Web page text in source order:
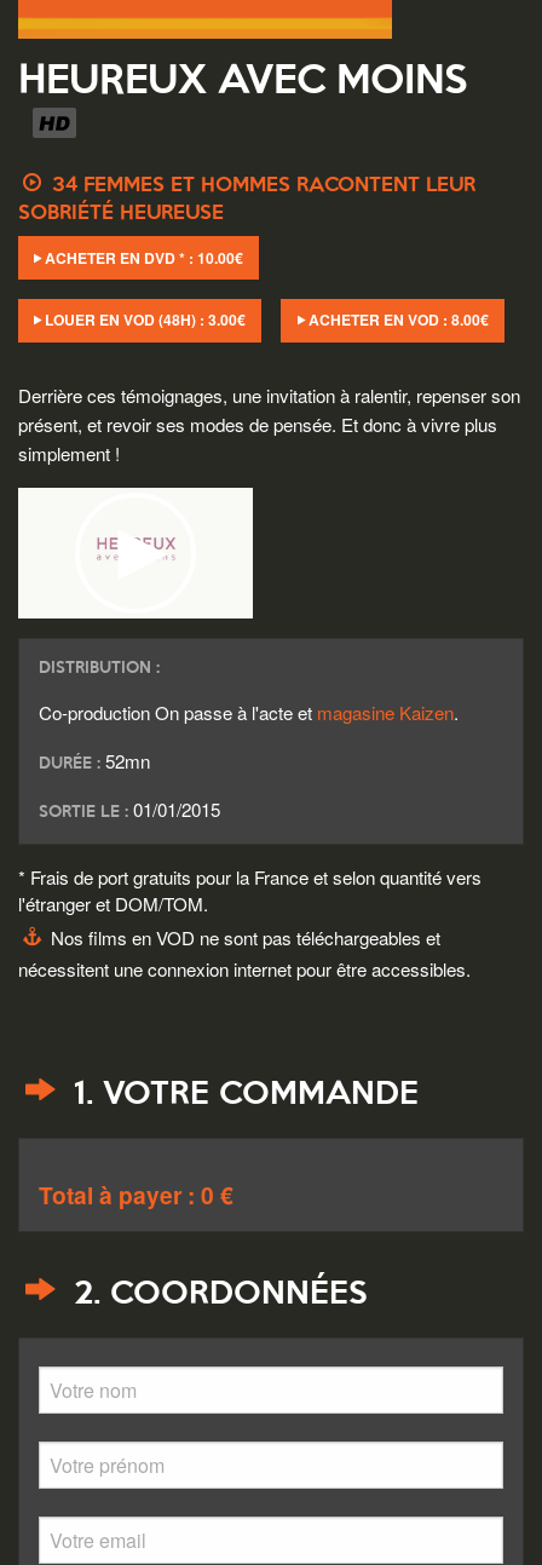
HEUREUX AVEC MOINS
34 FEMMES ET HOMMES RACONTENT LEUR
SOBRIÉTÉ HEUREUSE
ACHETER EN DVD * :10.00€
LOUER EN VOD (48H) :3.00€ ACHETER EN VOD : 8.00€
Derrière ces témoignages, une invitation à ralentir, repenser son
présent, et revoir ses modes de pensée. Et donc à vivre plus
simplement !
DISTRIBUTION :
Co-production On passe à l'acte et magasine Kaizen.
DURÉE : 52mn
SORTIE LE : 01/01/2015
* Frais de port gratuits pour la France et selon quantité vers
l'étranger et DOM/TOM.
Nos films en VOD ne sont pas téléchargeables et
nécessitent une connexion internet pour être accessibles.
1. VOTRE COMMANDE
Total à payer : 0 €
2. COORDONNÉES